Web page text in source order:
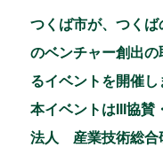
つくば市が、つく
のベンチャー創出
るイベントを開催し
本イベントはIII協賛
法人 産業技術総合